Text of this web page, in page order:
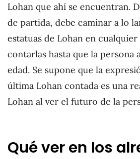
Lohan que ahí se encuentran.
de partida, debe caminar a lo
estatuas de Lohan en
contarlas hasta que la persona
edad. Se supone que la
última Lohan contada es una
Lohan al ver el futuro de la
Qué ver en los